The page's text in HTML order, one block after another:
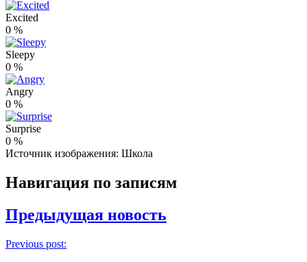
Excited
0 %
Sleepy
0 %
Angry
0 %
Surprise
0 %
Источник изображения: Школа
Навигация по записям
Предыдущая новость
Previous post: